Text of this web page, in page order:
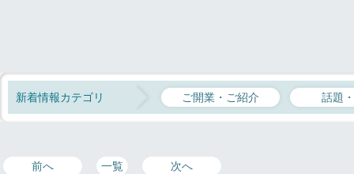
新着情報カテゴリ ご開業・ご紹介 話題
前へ 一覧 次へ